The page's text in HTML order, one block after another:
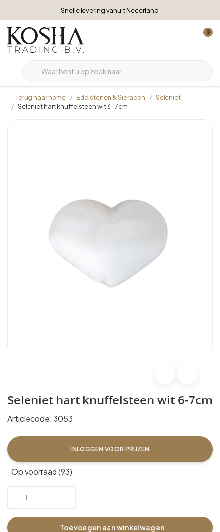
Snelle levering vanuit Nederland
0
Terug naar home Edelstenen & Sieraden
Seleniet
Seleniet hart knuffelsteen wit 6-7cm
Seleniet hart knuffelsteen wit 6-7cm
Articlecode: 3053
INLOGGEN VOOR PRIJZEN
Op voorraad (93)
Toevoegen aan winkelwagen